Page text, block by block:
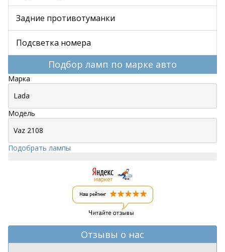
Задние противотуманки
Подсветка номера
Подбор ламп по марке авто
Марка
Модель
Подобрать лампы
Отзывы о нас